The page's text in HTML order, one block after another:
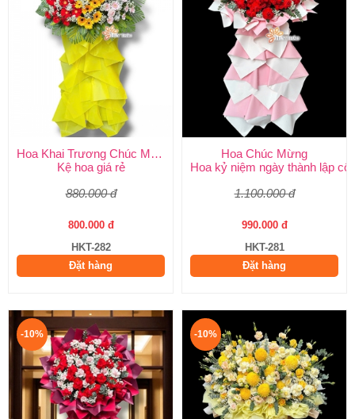
Hoa Khai Trương Chúc Mừng
Kệ hoa giá rẻ
880.000 đ
800.000 đ
HKT-282
Đặt hàng
Hoa Chúc Mừng
Hoa kỷ niệm ngày thành lập
1.100.000 đ
990.000 đ
HKT-281
Đặt hàng
-10% -10%